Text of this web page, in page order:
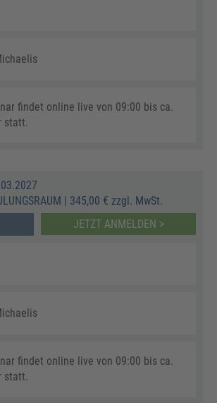
findet online live von 09:00 bis ca.
statt.
345,00 € zzgl. MwSt.
JETZT ANMELDEN >
findet online live von 09:00 bis ca.
statt.